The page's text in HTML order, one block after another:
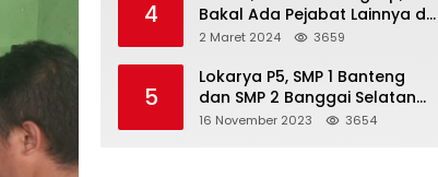
4
Bakal Ada Pejabat Lainnya di
Banggai Laut yang Bakal di
2 Maret 2024 3659
5
Lokarya P5, SMP 1 Banteng
dan SMP 2 Banggai Selatan
Curi Perhatian
16 November 2023 3654